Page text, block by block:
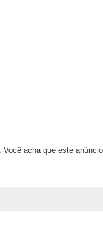
acha que este